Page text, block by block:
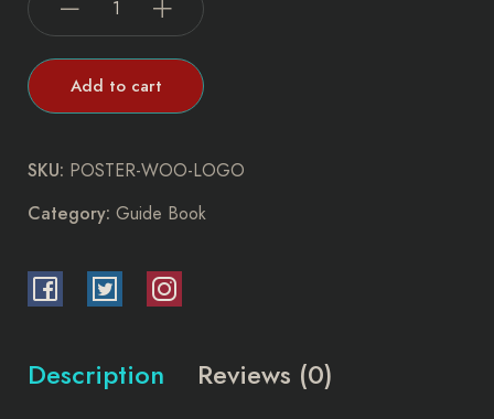
Add to cart
SKU: POSTER-WOO-LOGO
Category: Guide Book
Description Reviews (0)